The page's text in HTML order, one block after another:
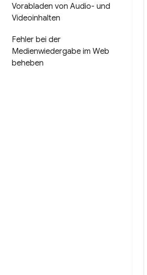
Vorabladen von Audio- und
Videoinhalten
Fehler bei der
Medienwiedergabe im Web
beheben